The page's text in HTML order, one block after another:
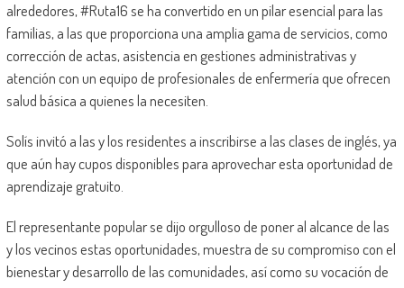
alrededores, #Ruta16 se ha convertido en un pilar esencial para las
familias, a las que proporciona una amplia gama de servicios, como
corrección de actas, asistencia en gestiones administrativas y
atención con un equipo de profesionales de enfermería que ofrecen
salud básica a quienes la necesiten.
Solís invitó a las y los residentes a inscribirse a las clases de inglés, ya
que aún hay cupos disponibles para aprovechar esta oportunidad de
aprendizaje gratuito.
El representante popular se dijo orgulloso de poner al alcance de las
y los vecinos estas oportunidades, muestra de su compromiso con el
bienestar y desarrollo de las comunidades, así como su vocación de